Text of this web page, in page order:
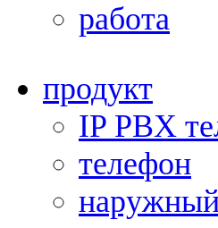
работа
продукт
IP PBX
телефон